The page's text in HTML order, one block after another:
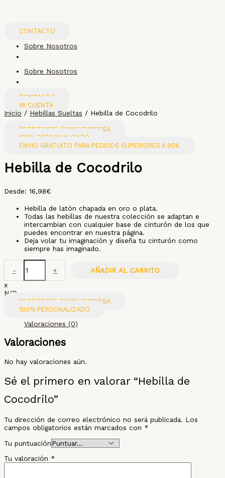
CONTACTO
Sobre Nosotros
Sobre Nosotros
CONTACTO
MI CUENTA
Inicio / Hebillas Sueltas / Hebilla de Cocodrilo
REGÍSTRATE COMO EMPRESA
100% PERSONALIZADO
ENVIO GRATUITO PARA PEDIDOS SUPERIORES A 90€
Hebilla de Cocodrilo
Desde: 16,98€
Hebilla de latón chapada en oro o plata.
Todas las hebillas de nuestra colección se adaptan e
intercambian con cualquier base de cinturón de los que
puedes encontrar en nuestra página.
Deja volar tu imaginación y diseña tu cinturón como
siempre has imaginado.
-
cantidad
+
AÑADIR AL CARRITO
x
N/D
REGÍSTRATE COMO EMPRESA
100% PERSONALIZADO
Valoraciones (0)
Valoraciones
No hay valoraciones aún.
Sé el primero en valorar “Hebilla de
Cocodrilo”
Tu dirección de correo electrónico no será publicada. Los
campos obligatorios están marcados con *
Tu puntuación
Tu valoración *